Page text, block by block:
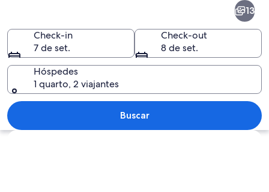
Exposição de ursos com um urso
13
Check-in
7 de set.
Check-out
8 de set.
Hóspedes
1 quarto, 2 viajantes
Buscar
Explorar mapa